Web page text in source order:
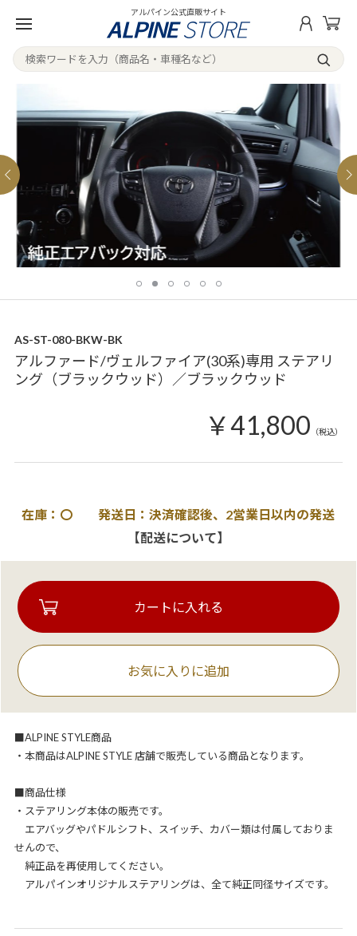
アルパイン公式直販サイト
AS-ST-080-BKW-BK
アルファード/ヴェルファイア(30系)専用 ステアリ
ング（ブラックウッド）／ブラックウッド
￥41,800 （税込）
在庫：〇 発送日：決済確認後、2営業日以内の発送
【配送について】
お気に入りに追加
■ALPINE STYLE商品
・本商品はALPINE STYLE 店舗で販売している商品となります。
■商品仕様
・ステアリング本体の販売です。
エアバッグやパドルシフト、スイッチ、カバー類は付属しておりま
せんので、
純正品を再使用してください。
アルパインオリジナルステアリングは、全て純正同径サイズです。